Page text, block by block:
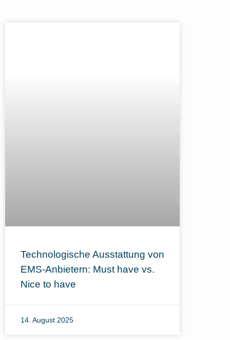
Technologische Ausstattung von
EMS-Anbietern: Must have vs.
Nice to have
14. August 2025